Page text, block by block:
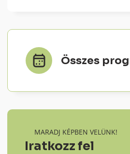
Összes
MARADJ KÉPBEN VELÜNK!
Iratkozz fel